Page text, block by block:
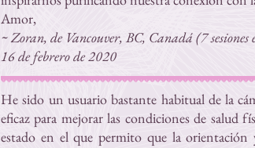
Amor,
~ Zoran, de Vancouver, BC, Canadá (7
16 de febrero de 2020
He sido un usuario bastante habitual de la
eficaz para mejorar las condiciones de salud
estado en el que permito que la orientación